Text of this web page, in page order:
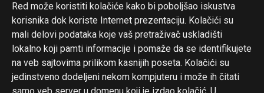
Red može koristiti kolačiće kako bi poboljšao iskustva
korisnika dok koriste Internet prezentaciju. Kolačići su
mali delovi podataka koje vaš pretraživač uskladišti
lokalno koji pamti informacije i pomaže da se identifikujete
na veb sajtovima prilikom kasnijih poseta. Kolačići su
jedinstveno dodeljeni nekom kompjuteru i može ih čitati